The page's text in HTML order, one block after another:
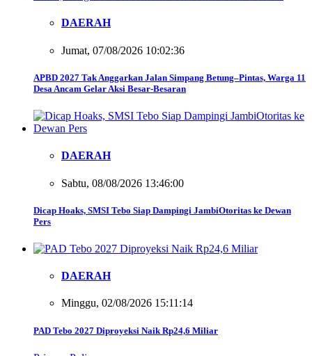
DAERAH
Jumat, 07/08/2026 10:02:36
APBD 2027 Tak Anggarkan Jalan Simpang Betung–Pintas, Warga 11
Desa Ancam Gelar Aksi Besar-Besaran
DAERAH
Sabtu, 08/08/2026 13:46:00
Dicap Hoaks, SMSI Tebo Siap Dampingi JambiOtoritas ke Dewan
Pers
DAERAH
Minggu, 02/08/2026 15:11:14
PAD Tebo 2027 Diproyeksi Naik Rp24,6 Miliar